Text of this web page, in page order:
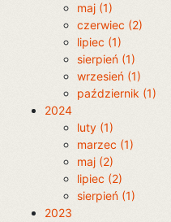
maj (1)
czerwiec (2)
lipiec (1)
sierpień (1)
wrzesień (1)
październik (1)
2024
luty (1)
marzec (1)
maj (2)
lipiec (2)
sierpień (1)
2023